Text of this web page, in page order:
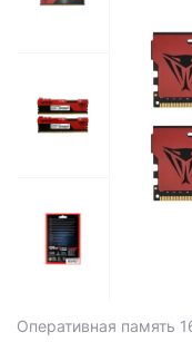
Оперативная память